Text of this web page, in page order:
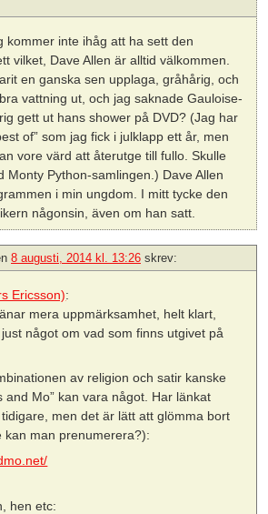
kommer inte ihåg att ha sett den
vilket, Dave Allen är alltid välkommen.
en ganska sen upplaga, gråhårig, och
vattning ut, och jag saknade Gauloise-
gett ut hans shower på DVD? (Jag har
of” som jag fick i julklapp ett år, men
vore värd att återutge till fullo. Skulle
Monty Python-samlingen.) Dave Allen
i min ungdom. I mitt tycke den
någonsin, även om han satt.
8 augusti, 2014 kl. 13:26 skrev:
Ericsson):
mera uppmärksamhet, helt klart,
något om vad som finns utgivet på
av religion och satir kanske
and Mo” kan vara något. Har länkat
men det är lätt att glömma bort
kan man prenumerera?):
hen etc: